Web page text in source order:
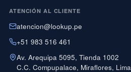
ATENCIÓN AL CLIENTE
atencion@lookup.pe
+51 983 516 461
Av. Arequipa 5095, Tienda 1002
C.C. Compupalace, Miraflores, Lima